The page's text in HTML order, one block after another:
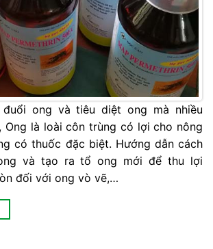
ong và tiêu diệt ong mà nhiều
Ong là loài côn trùng có lợi cho nông
có thuốc đặc biệt. Hướng dẫn cách
và tạo ra tổ ong mới để thu lợi
đối với ong vò vẽ,…